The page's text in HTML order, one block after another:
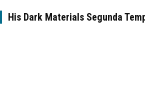
His Dark Materials Segunda